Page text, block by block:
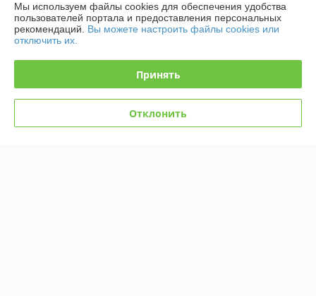
Полная версия сайта
Политика обработки cookies
Сайт создан на платформе Deal.by
Мы используем файлы cookies для обеспечения удобства
пользователей портала и предоставления персональных
рекомендаций. Вы можете настроить файлы cookies или
отключить их.
Принять
Отклонить